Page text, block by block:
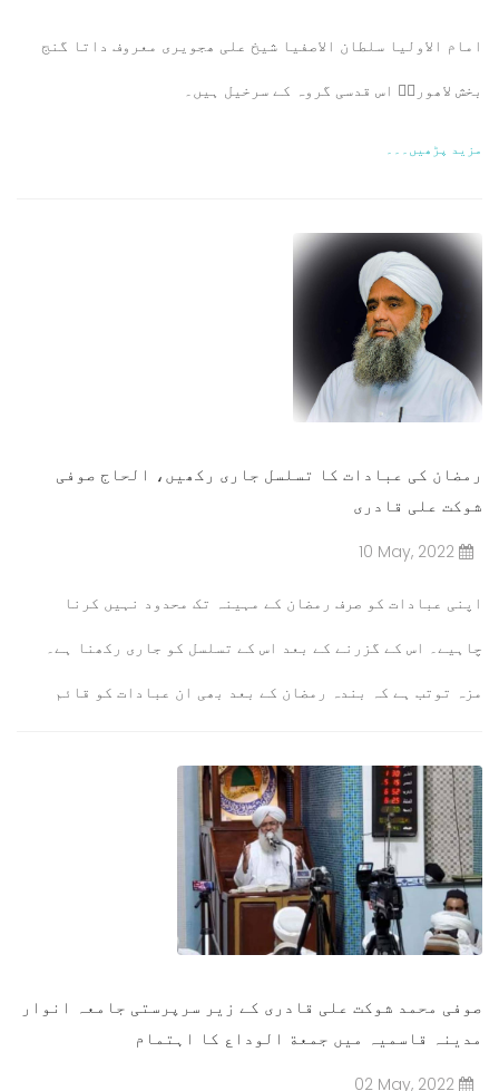
امام الاولیا سلطان الاصفیا شیخ علی ھجویری معروف داتا گنج
بخش لاھوریؒ اس قدسی گروہ کے سرخیل ہیں۔
مزید پڑھیں۔۔۔
رمضان کی عبادات کا تسلسل جاری رکھیں، الحاج صوفی
شوکت علی قادری
10 May, 2022
اپنی عبادات کو صرف رمضان کے مہینہ تک محدود نہیں کرنا
چاہیے۔ اس کے گزرنے کے بعد اس کے تسلسل کو جاری رکھنا ہے۔
مزہ توتب ہے کہ بندہ رمضان کے بعد بھی ان عبادات کو قائم
مزید پڑھیں۔۔۔
صوفی محمد شوکت علی قادری کے زیر سرپرستی جامعہ انوار
مدینہ قاسمیہ میں جمعة الوداع کا اہتمام
02 May, 2022